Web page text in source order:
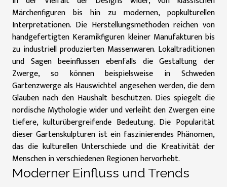
Märchenfiguren bis hin zu modernen, popkulturellen
Interpretationen. Die Herstellungsmethoden reichen von
handgefertigten Keramikfiguren kleiner Manufakturen bis
zu industriell produzierten Massenwaren. Lokaltraditionen
und Sagen beeinflussen ebenfalls die Gestaltung der
Zwerge, so können beispielsweise in Schweden
Gartenzwerge als Hauswichtel angesehen werden, die dem
Glauben nach den Haushalt beschützen. Dies spiegelt die
nordische Mythologie wider und verleiht den Zwergen eine
tiefere, kulturübergreifende Bedeutung. Die Popularität
dieser Gartenskulpturen ist ein faszinierendes Phänomen,
das die kulturellen Unterschiede und die Kreativität der
Menschen in verschiedenen Regionen hervorhebt.
Moderner Einfluss und Trends